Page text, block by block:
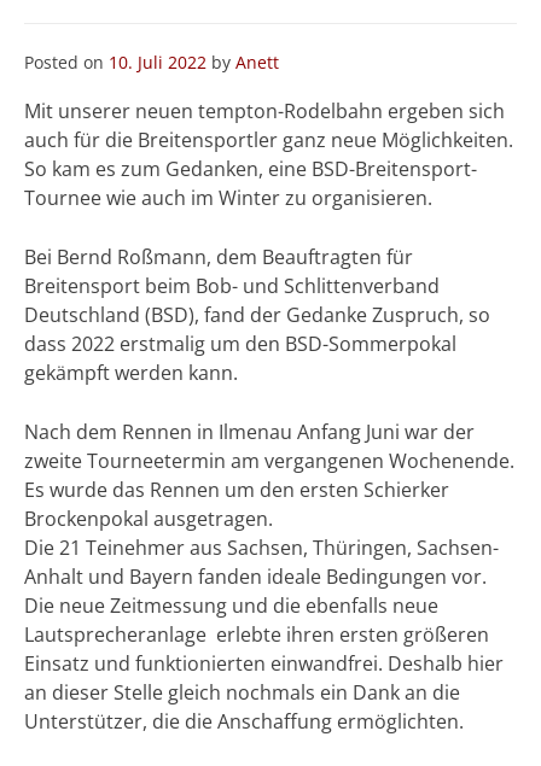
Posted on 10. Juli 2022 by Anett
Mit unserer neuen tempton-Rodelbahn ergeben sich
auch für die Breitensportler ganz neue Möglichkeiten.
So kam es zum Gedanken, eine BSD-Breitensport-
Tournee wie auch im Winter zu organisieren.
Bei Bernd Roßmann, dem Beauftragten für
Breitensport beim Bob- und Schlittenverband
Deutschland (BSD), fand der Gedanke Zuspruch, so
dass 2022 erstmalig um den BSD-Sommerpokal
gekämpft werden kann.
Nach dem Rennen in Ilmenau Anfang Juni war der
zweite Tourneetermin am vergangenen Wochenende.
Es wurde das Rennen um den ersten Schierker
Brockenpokal ausgetragen.
Die 21 Teinehmer aus Sachsen, Thüringen, Sachsen-
Anhalt und Bayern fanden ideale Bedingungen vor.
Die neue Zeitmessung und die ebenfalls neue
Lautsprecheranlage erlebte ihren ersten größeren
Einsatz und funktionierten einwandfrei. Deshalb hier
an dieser Stelle gleich nochmals ein Dank an die
Unterstützer, die die Anschaffung ermöglichten.